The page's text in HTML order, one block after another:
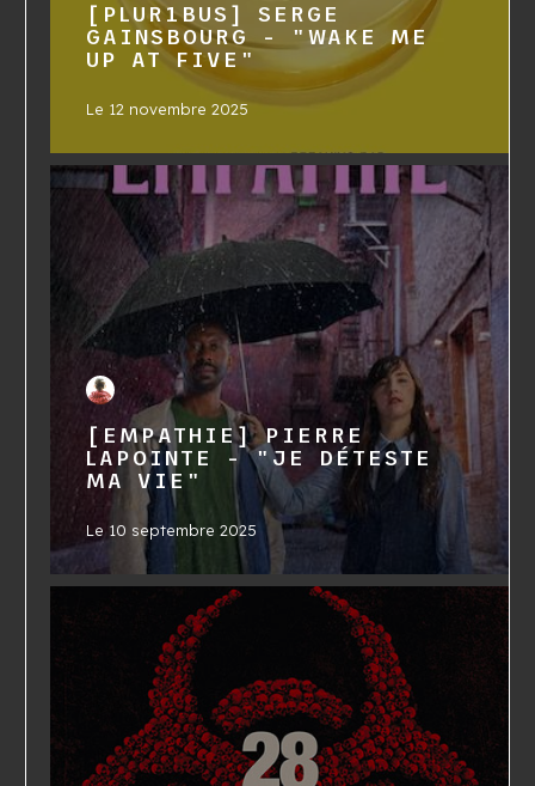
[PLUR1BUS] SERGE
GAINSBOURG - "WAKE ME
UP AT FIVE"
Le 12 novembre 2025
[EMPATHIE] PIERRE
LAPOINTE - "JE DÉTESTE
MA VIE"
Le 10 septembre 2025